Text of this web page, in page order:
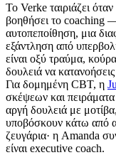
Το Verke ταιριάζει
βοηθήσει το coaching
αυτοπεποίθηση, μια
εξάντληση από
είναι οξύ τραύμα,
δουλειά να
Για δομημένη CBT, η
σκέψεων και
αργή δουλειά με
υποβόσκουν κάτω από
ζευγάρια· η Amanda
είναι executive coach.